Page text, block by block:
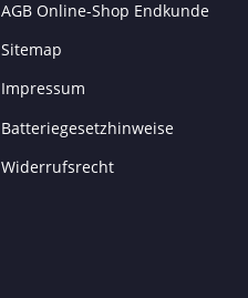
AGB Online-Shop Endkunde
Sitemap
Impressum
Batteriegesetzhinweise
Widerrufsrecht